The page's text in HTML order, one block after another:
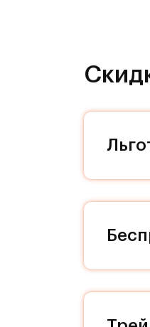
временем
жителя
наличие